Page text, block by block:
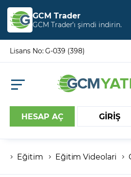
GCM Trader
GCM Trader’ı şimdi indirin.
Lisans No: G-039 (398)
HESAP AÇ GİRİŞ
Hesap numaranız
Eğitim Eğitim Videolari